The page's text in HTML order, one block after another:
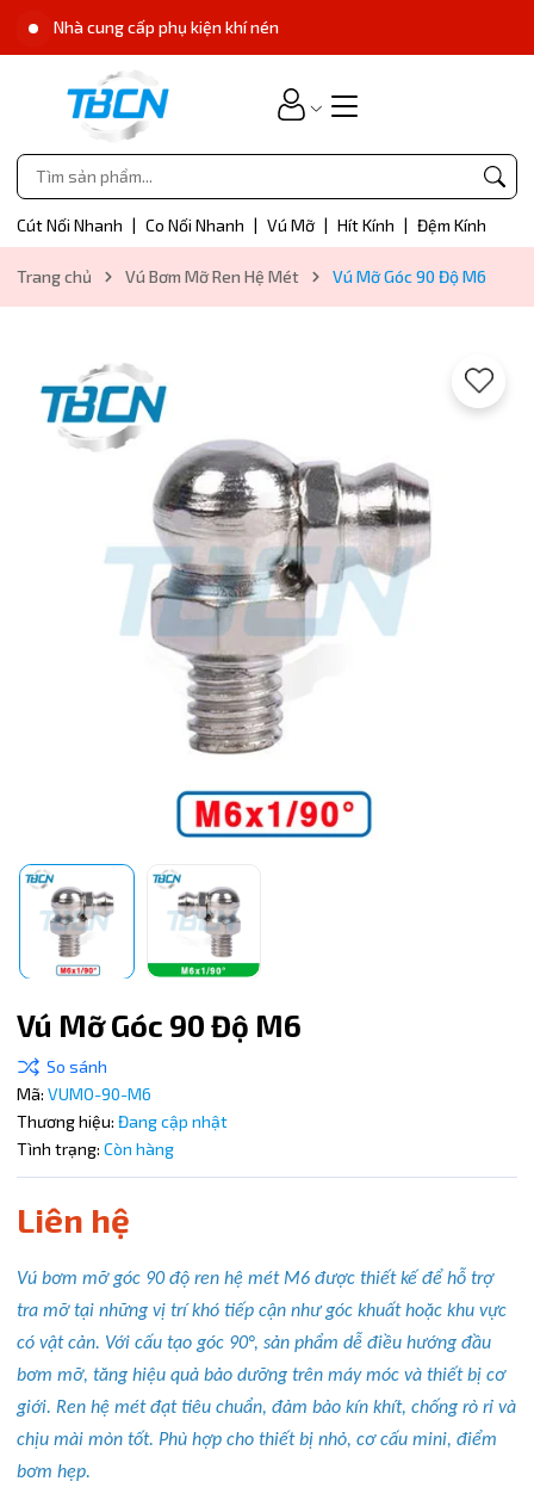
Nhà cung cấp phụ kiện khí nén
Cút Nối Nhanh | Co Nối Nhanh | Vú Mỡ | Hít Kính | Đệm Kính
Trang chủ Vú Bơm Mỡ Ren Hệ Mét Vú Mỡ Góc 90 Độ M6
Vú Mỡ Góc 90 Độ M6
Mã: VUMO-90-M6
Thương hiệu: Đang cập nhật
Tình trạng: Còn hàng
Liên hệ
Vú bơm mỡ góc 90 độ ren hệ mét M6 được thiết kế để hỗ trợ
tra mỡ tại những vị trí khó tiếp cận như góc khuất hoặc khu vực
có vật cản. Với cấu tạo góc 90°, sản phẩm dễ điều hướng đầu
bơm mỡ, tăng hiệu quả bảo dưỡng trên máy móc và thiết bị cơ
giới. Ren hệ mét đạt tiêu chuẩn, đảm bảo kín khít, chống rò rỉ và
chịu mài mòn tốt. Phù hợp cho thiết bị nhỏ, cơ cấu mini, điểm
bơm hẹp.
Mã giảm giá:
Ngày hết hạn:
Điều kiện:
Copy mã và nhập mã ở trangTHANH TOÁN